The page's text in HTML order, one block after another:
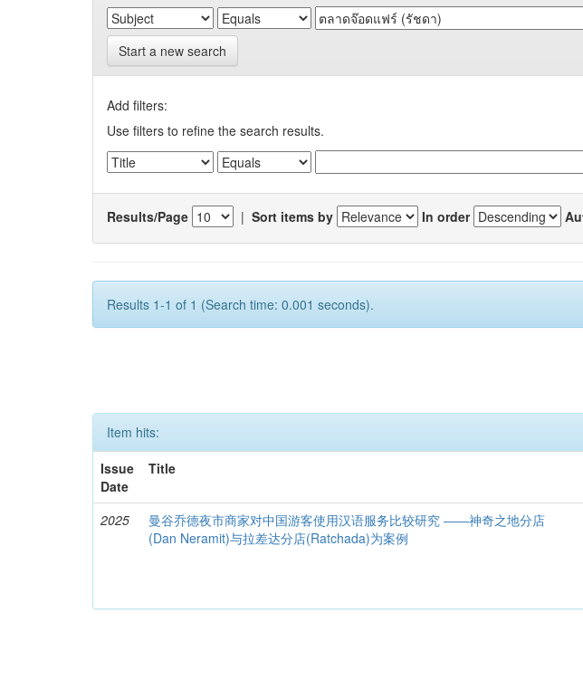
Start a new search
Add filters:
Use filters to refine the search results.
Results/Page | Sort items by In order
Results 1-1 of 1 (Search time: 0.001 seconds).
Item hits:
Issue
Date
Title
2025
曼谷乔德夜市商家对中国游客使用汉语服务比较研究 ――神奇之地分店
(Dan Neramit)与拉差达分店(Ratchada)为案例